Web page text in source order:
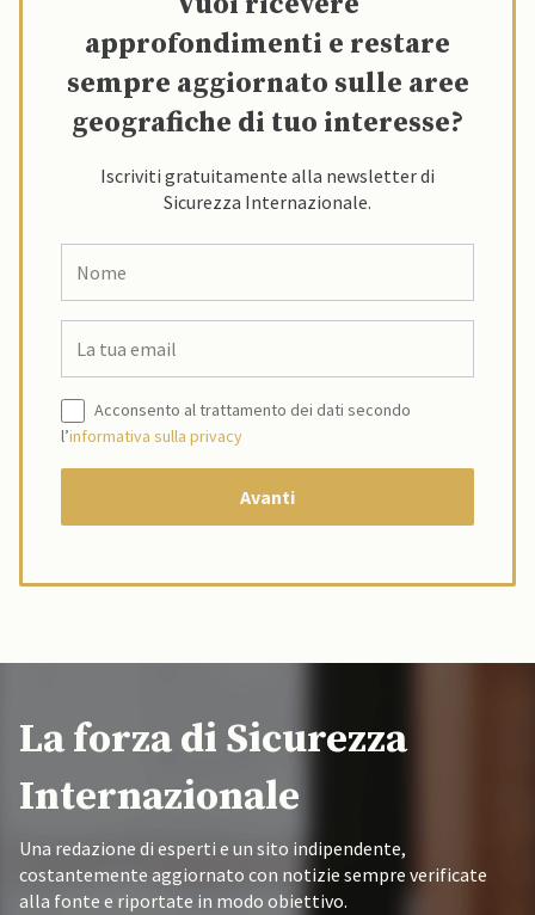
approfondimenti e restare
sempre aggiornato sulle aree
geografiche di tuo interesse?
Iscriviti gratuitamente alla newsletter di
Sicurezza Internazionale.
Acconsento al trattamento dei dati secondo
l’informativa sulla privacy
La forza di Sicurezza
Internazionale
Una redazione di esperti e un sito indipendente,
costantemente aggiornato con notizie sempre verificate
alla fonte e riportate in modo obiettivo.